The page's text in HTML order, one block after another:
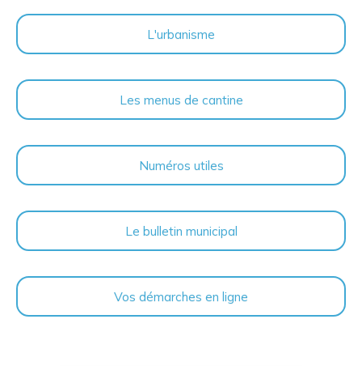
L'urbanisme
Les menus de cantine
Numéros utiles
Le bulletin municipal
Vos démarches en ligne